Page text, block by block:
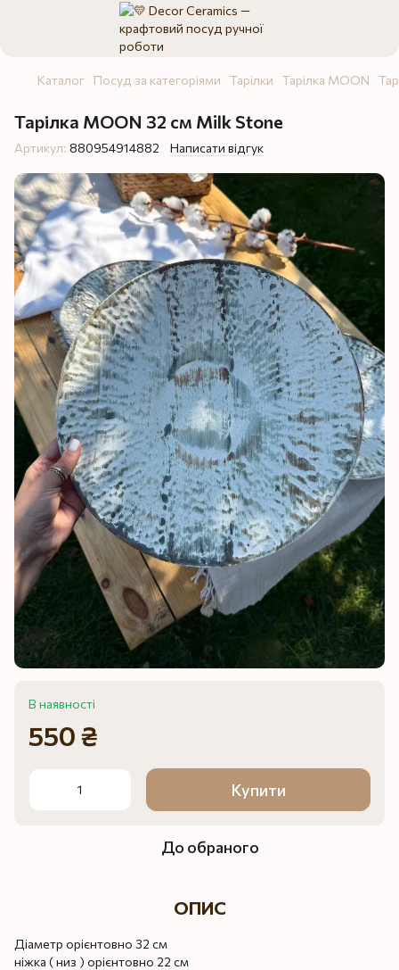
Каталог Посуд за категоріями Тарілки Тарілка MOON
Тарілка MOON 32 см Milk Stone
Артикул: 880954914882 Написати відгук
В наявності
550 ₴
Купити
До обраного
ОПИС
Діаметр орієнтовно 32 см
ніжка ( низ ) орієнтовно 22 см